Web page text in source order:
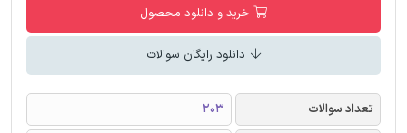
خرید و دانلود محصول
دانلود رایگان سوالات
تعداد سوالات
203